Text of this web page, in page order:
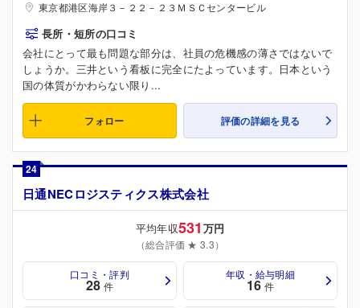
東京都港区海岸３－２２－２３ＭＳＣセンタービル
長所・短所の口コミ
会社にとって最も問題な部分は、社員の危機感の薄さではないで
しょうか。三井という看板に完全にたよっています。日本という
国の体質がかわらない限り...
フォロー 評価の詳細を見る
24
日通NECロジスティクス株式会社
平均年収531 万円
（総合評価 ★ 3.3）
口コミ・評判
28 件
年収・給与明細
16 件